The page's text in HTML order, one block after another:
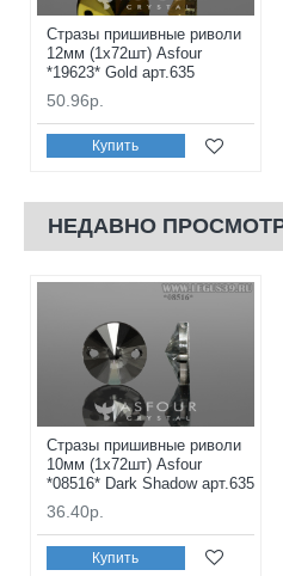
Стразы пришивные риволи
12мм (1x72шт) Asfour
*19623* Gold арт.635
50.96р.
Купить
НЕДАВНО
Стразы пришивные риволи
10мм (1x72шт) Asfour
*08516* Dark Shadow арт.635
36.40р.
Купить